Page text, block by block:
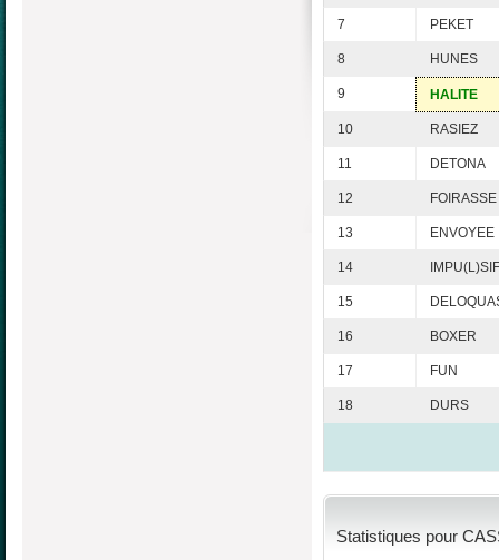
7 PEKET
8 HUNES
9 HALITE
10 RASIEZ
11 DETONA
12 FOIRASSE
13 ENVOYEE
14 IMPU(L)SIF
15
16 BOXER
17 FUN
18 DURS
Statistiques pour